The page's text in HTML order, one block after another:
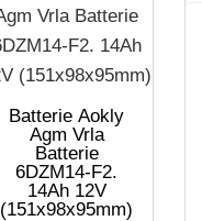
Batterie Aokly
Agm Vrla
Batterie
6DZM14-F2.
14Ah 12V
(151x98x95mm)